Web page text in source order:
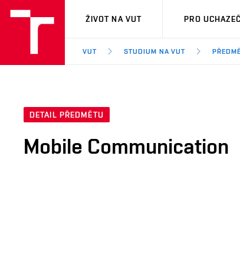
VUT
ŽIVOT NA VUT PRO
VUT STUDIUM NA VUT
DETAIL PŘEDMĚTU
Mobile Communication